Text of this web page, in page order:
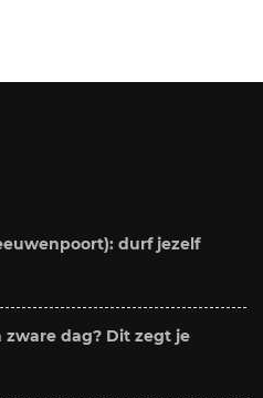
durf jezelf
dag? Dit zegt je